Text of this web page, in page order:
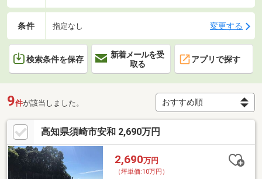
条件 指定なし 変更する
検索条件を保存
新着メールを受
取る
アプリで探す
9件が該当しました。
高知県須崎市安和 2,690万円
2,690万円
（坪単価:10万円）